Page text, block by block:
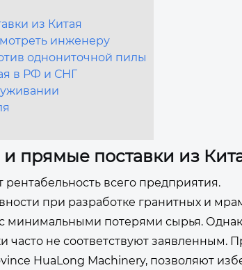
из Китая
инженеру
однониточной пилы
в РФ и СНГ
прямые поставки из
всего предприятия.
при разработке гранитных и
минимальными потерями сырья.
часто не соответствуют заявленным.
HuaLong Machinery, позволяют